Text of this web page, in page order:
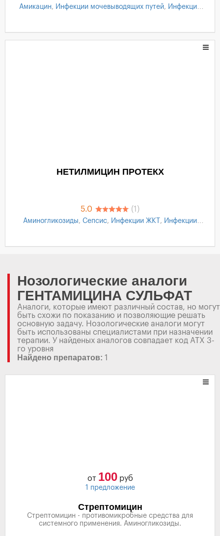
Амикацин, Инфекции мочевыводящих путей, Инфекции
НЕТИЛМИЦИН ПРОТЕКХ
5.0 (1)
Аминогликозиды, Сепсис, Инфекции ЖКТ , Инфекции
Нозологические аналоги
ГЕНТАМИЦИНА СУЛЬФАТ
Аналоги, которые имеют различный состав, но могут
быть схожи по показанию и позволяющие решать
основную задачу. Нозологические аналоги могут
быть использованы специалистами при назначении
терапии. У найденых аналогов совпадает код АТХ 3-
го уровня
Найдено препаратов: 1
от 100руб
1 предложение
Стрептомицин
Стрептомицин - противомикробные средства для
системного применения. Аминогликозиды.